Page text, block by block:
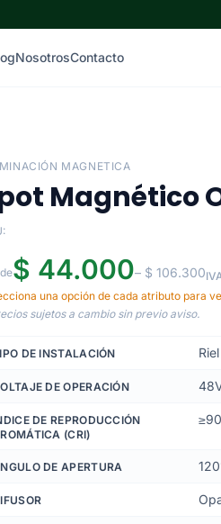
NosotrosContacto
MAGNETICA
Magnético
$ 44.000– $ 106.300
una opción de cada atributo para
sujetos a cambio sin previo aviso.
DE INSTALACIÓN
DE OPERACIÓN
DE REPRODUCCIÓN
(CRI)
≥90
DE APERTURA